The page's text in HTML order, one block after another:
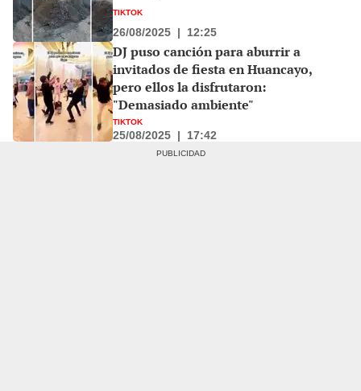
TIKTOK
26/08/2025 | 12:25
DJ puso canción para aburrir a
invitados de fiesta en Huancayo,
pero ellos la disfrutaron:
"Demasiado ambiente"
TIKTOK
25/08/2025 | 17:42